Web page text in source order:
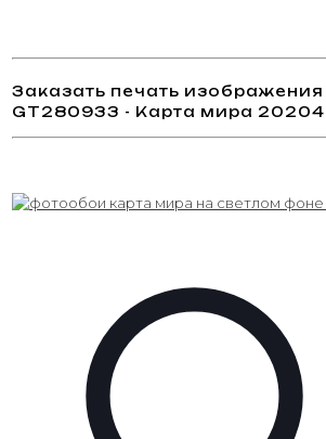
Заказать печать изображения
GT280933 - Карта мира 20204